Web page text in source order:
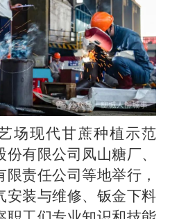
场现代甘蔗种植示范
有限公司凤山糖厂、
责任公司等地举行，
安装与维修、钣金下料